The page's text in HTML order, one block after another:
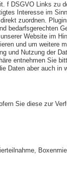
f DSGVO Links zu
Interesse im
zuordnen.
bedarfsgerechten
Website im
und um weitere
und Nutzung der
entnehmen Sie
Daten aber auch
Sie diese zur